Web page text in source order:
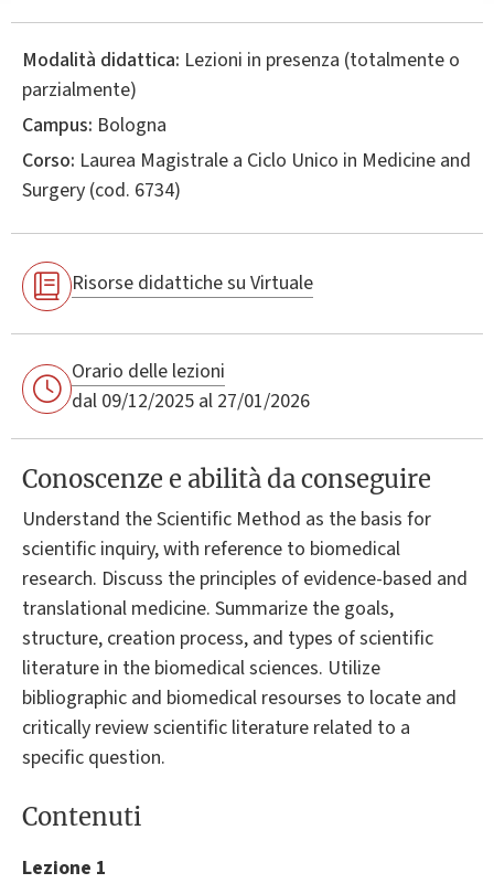
Modalità didattica: Lezioni in presenza (totalmente o
parzialmente)
Campus: Bologna
Corso: Laurea Magistrale a Ciclo Unico in Medicine and
Surgery (cod. 6734)
Risorse didattiche su Virtuale
Orario delle lezioni
dal 09/12/2025 al 27/01/2026
Conoscenze e abilità da conseguire
Understand the Scientific Method as the basis for
scientific inquiry, with reference to biomedical
research. Discuss the principles of evidence-based and
translational medicine. Summarize the goals,
structure, creation process, and types of scientific
literature in the biomedical sciences. Utilize
bibliographic and biomedical resourses to locate and
critically review scientific literature related to a
specific question.
Contenuti
Lezione 1